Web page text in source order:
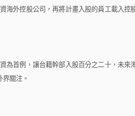
海外控股公司，再將計畫入股的員工載入控
首例，讓台籍幹部入股百分之二十，未來
關注。